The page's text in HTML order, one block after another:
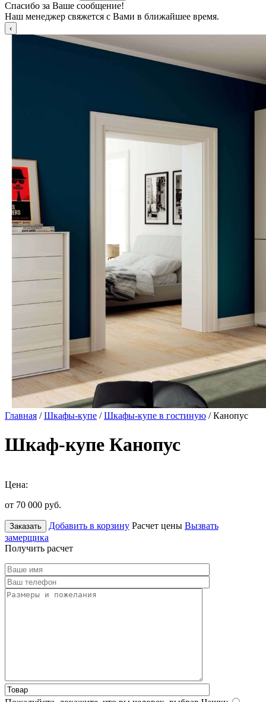
Спасибо за Ваше сообщение!
Наш менеджер свяжется с Вами в ближайшее время.
Главная /Шкафы-купе /Шкафы-купе в гостиную / Канопус
Шкаф-купе Канопус
Цена:
от 70 000 руб.
Заказать Добавить в корзину Расчет цены Вызвать
замерщика
Получить расчет